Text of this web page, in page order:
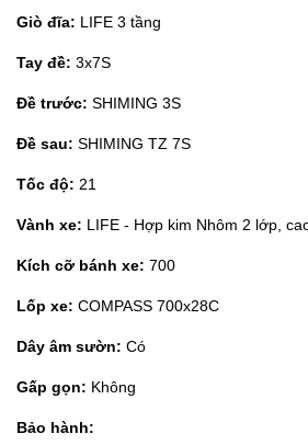
Giò đĩa: LIFE 3 tầng
Tay đề: 3x7S
Đề trước: SHIMING 3S
Đề sau: SHIMING TZ 7S
Tốc độ: 21
Vành xe: LIFE - Hợp kim Nhôm 2 lớp,
Kích cỡ bánh xe: 700
Lốp xe: COMPASS 700x28C
Dây âm sườn: Có
Gấp gọn: Không
Bảo hành: